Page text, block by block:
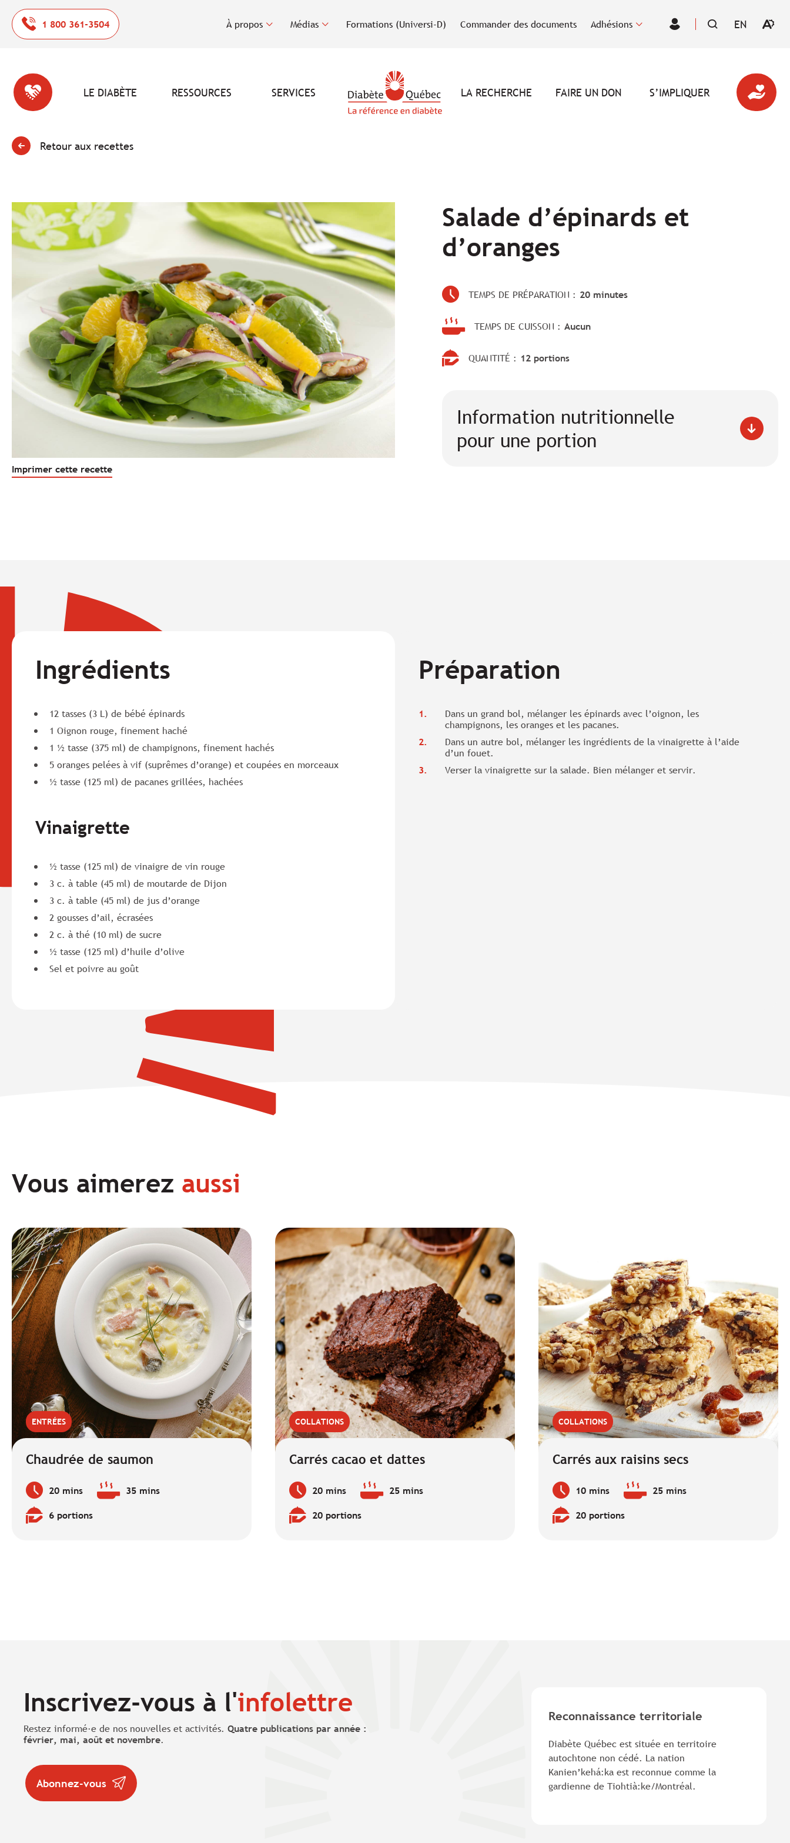
1 800 361-3504 À propos Médias Formations (Universi-D) Commander des documents Adhésions
Espace
EN
VISITER
:
ENGLISH.
Ouvrir
LE DIABÈTE RESSOURCES SERVICES LA RECHERCHE FAIRE UN DON S’IMPLIQUER
Retour aux recettes
Imprimer cette recette
Salade d’épinards et
d’oranges
TEMPS DE PRÉPARATION : 20 minutes
TEMPS DE CUISSON : Aucun
QUANTITÉ : 12 portions
Information nutritionnelle
pour une portion
Ingrédients
12 tasses (3 L) de bébé épinards
1 Oignon rouge, finement haché
1 ½ tasse (375 ml) de champignons, finement hachés
5 oranges pelées à vif (suprêmes d’orange) et coupées en morceaux
½ tasse (125 ml) de pacanes grillées, hachées
Vinaigrette
½ tasse (125 ml) de vinaigre de vin rouge
3 c. à table (45 ml) de moutarde de Dijon
3 c. à table (45 ml) de jus d’orange
2 gousses d’ail, écrasées
2 c. à thé (10 ml) de sucre
½ tasse (125 ml) d’huile d’olive
Sel et poivre au goût
Préparation
Dans un grand bol, mélanger les épinards avec l’oignon, les
champignons, les oranges et les pacanes.
Dans un autre bol, mélanger les ingrédients de la vinaigrette à l’aide
d’un fouet.
Verser la vinaigrette sur la salade. Bien mélanger et servir.
Vous aimerez aussi
ENTRÉES
Chaudrée de saumon
Temps
de
préparation
:
20 mins
Temps 35 mins
Quantité6 portions
COLLATIONS
Carrés cacao et dattes
Temps
de
préparation
:
20 mins
Temps
cuisson
25 mins
Quantité20 portions
COLLATIONS
Carrés aux raisins secs
Temps
de
préparation
:
10 mins
Temps
cuisson
25 mins
Quantité20 portions
Inscrivez-vous à l'infolettre
Restez informé·e de nos nouvelles et activités. Quatre publications par année :
février, mai, août et novembre.
Abonnez-vous
Reconnaissance territoriale
Diabète Québec est située en territoire
autochtone non cédé. La nation
Kanien’kehá:ka est reconnue comme la
gardienne de Tiohtià:ke/Montréal.